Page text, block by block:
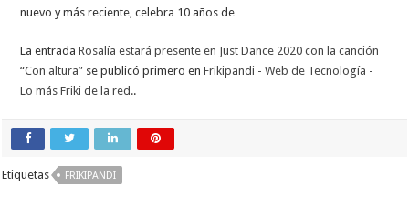
nuevo y más reciente, celebra 10 años de …
La entradaRosalía estará presente en Just Dance 2020 con la canción
“Con altura” se publicó primero enFrikipandi - Web de Tecnología -
Lo más Friki de la red..
Etiquetas FRIKIPANDI